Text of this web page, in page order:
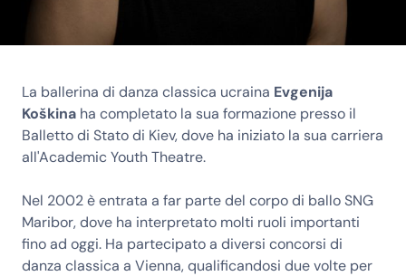
La ballerina di danza classica ucraina Evgenija
Koškina ha completato la sua formazione presso il
Balletto di Stato di Kiev, dove ha iniziato la sua carriera
all'Academic Youth Theatre.
Nel 2002 è entrata a far parte del corpo di ballo SNG
Maribor, dove ha interpretato molti ruoli importanti
fino ad oggi. Ha partecipato a diversi concorsi di
danza classica a Vienna, qualificandosi due volte per